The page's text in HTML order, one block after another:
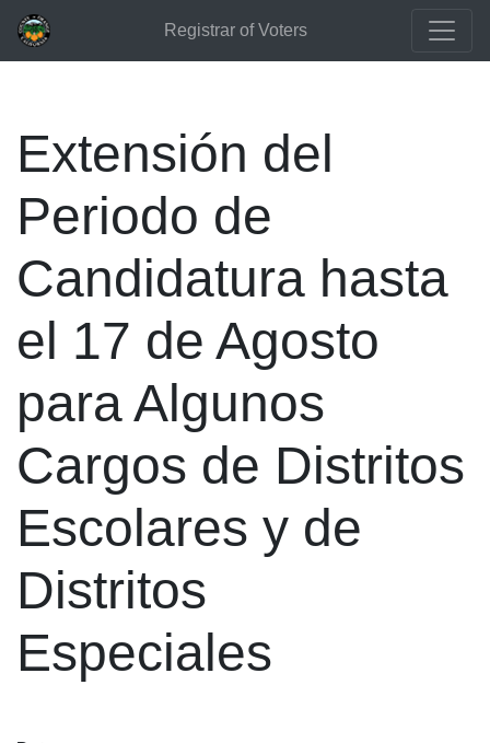
Registrar of Voters
Extensión del
Periodo de
Candidatura hasta
el 17 de Agosto
para Algunos
Cargos de Distritos
Escolares y de
Distritos
Especiales